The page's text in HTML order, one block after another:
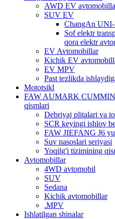
AWD EV
SUV EV
ChangAn
Sof elektr
qora elektr
EV Avtomobillar
Kichik EV
EV MPV
Past tezlikda
Mototsikl
FAW AUMARK
qismlari
Debriyaj plitalari va
SCR keyingi ishlov
FAW JIEFANG J6
Suv nasoslari seriyasi
Yoqilg'i tizimining
Avtomobillar
4WD avtomobil
SUV
Sedana
Kichik avtomobillar
.MPV
Ishlatilgan shinalar